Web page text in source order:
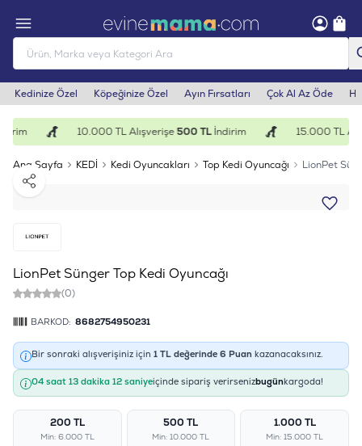
Kedinize Özel Köpeğinize Özel Ayın Fırsatları Çok Al Az Öde
10.000 TL Alışverişe500 TLİndirim 15.000 TL
Ana Sayfa KEDİ Kedi Oyuncakları Top Kedi Oyuncağı
LionPet
Paylaş
LionPet Sünger Top Kedi Oyuncağı
(0)
BARKOD: 8682754950231
Bir sonraki alışverişiniz için 1 TL değerinde 6 Puan kazanacaksınız.
04 saat 13 dakika 12 saniyeiçinde sipariş verirsenizbugünkargoda!
200 TL
Min: 6.000 TL
500 TL
Min: 10.000 TL
1.000 TL
Min: 15.000 TL